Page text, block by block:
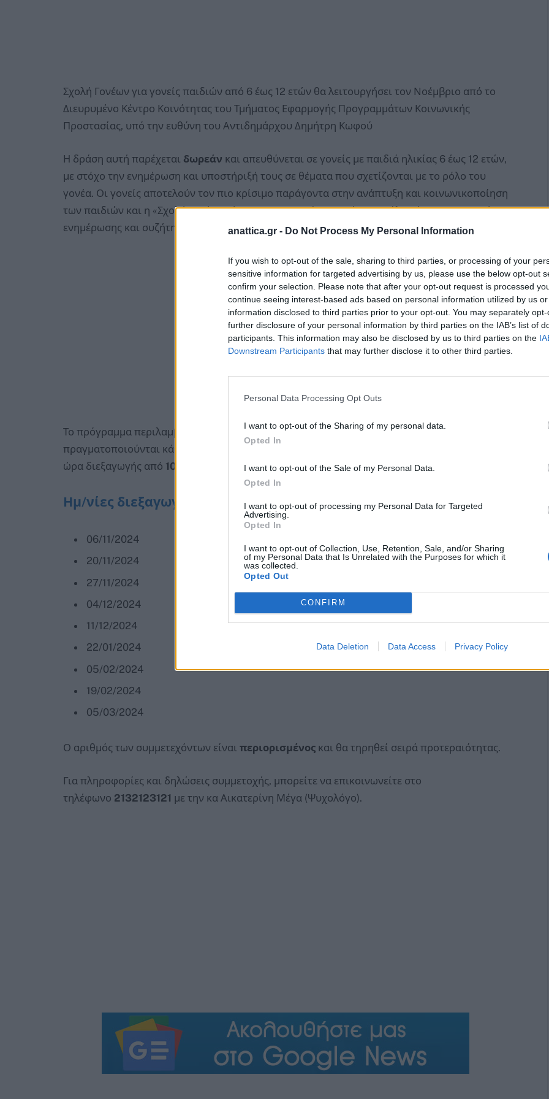
anattica.gr - Do Not Process My Personal Information
If you wish to opt-out of the sale, sharing to third parties, or processing of your
sensitive information for targeted advertising by us, please use the below opt-out
confirm your selection. Please note that after your opt-out request is processed
continue seeing interest-based ads based on personal information utilized by us
information disclosed to third parties prior to your opt-out. You may separately
further disclosure of your personal information by third parties on the IAB’s list of
participants. This information may also be disclosed by us to third parties on the
Downstream Participants that may further disclose it to other third parties.
Personal Data Processing Opt Outs
I want to opt-out of the Sharing of my personal data.
Opted In
I want to opt-out of the Sale of my Personal Data.
Opted In
I want to opt-out of processing my Personal Data for Targeted
Advertising.
Opted In
I want to opt-out of Collection, Use, Retention, Sale, and/or Sharing
of my Personal Data that Is Unrelated with the Purposes for which it
was collected.
Opted Out
CONFIRM
Data Deletion Data Access Privacy Policy
Σχολή Γονέων για γονείς παιδιών από 6 έως 12 ετών θα λειτουργήσει τον Νοέμβριο από το
Διευρυμένο Κέντρο Κοινότητας του Τμήματος Εφαρμογής Προγραμμάτων Κοινωνικής
Προστασίας, υπό την ευθύνη του Αντιδημάρχου Δημήτρη Κωφού
Η δράση αυτή παρέχεται δωρεάν και απευθύνεται σε γονείς με παιδιά ηλικίας 6 έως 12 ετών,
με στόχο την ενημέρωση και υποστήριξή τους σε θέματα που σχετίζονται με το ρόλο του
γονέα. Οι γονείς αποτελούν τον πιο κρίσιμο παράγοντα στην ανάπτυξη και κοινωνικοποίηση
των παιδιών και η «Σχολή Γονέων» έρχεται να ενισχύσει αυτόν τον ρόλο μέσω ουσιαστικής
ενημέρωσης και συζήτησης.
Το πρόγραμμα περιλαμβάνει εννέα (9) εβδομαδιαίες συναντήσεις , οι οποίες θα
πραγματοποιούνται κάθε
στην
ώρα διεξαγωγής από 10:00 π.μ. έως 12:00 μ.μ..
Ημ/νίες διεξαγωγής συναντήσεων:
06/11/2024
20/11/2024
27/11/2024
04/12/2024
11/12/2024
22/01/2024
05/02/2024
19/02/2024
05/03/2024
Ο αριθμός των συμμετεχόντων είναι περιορισμένος και θα τηρηθεί σειρά προτεραιότητας.
Για πληροφορίες και δηλώσεις συμμετοχής, μπορείτε να επικοινωνείτε στο
τηλέφωνο 2132123121 με την κα Αικατερίνη Μέγα (Ψυχολόγο).